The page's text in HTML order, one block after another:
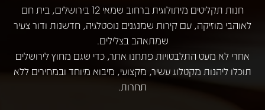
חנות תקליטים מיתולוגית ברחוב שמאי 12 בירושלים, בית חם
לאוהבי מוזיקה, עם קירות שמנגנים נוסטלגיה, חדשנות ודור צעיר
שמתאהב בצלילים.
אחרי לא מעט התלבטויות פתחנו אתר, כדי שגם מחוץ לירושלים
תוכלו ליהנות מקטלוג עשיר, מקצועי, מיבוא מיוחד ובמחירים ללא
תחרות.